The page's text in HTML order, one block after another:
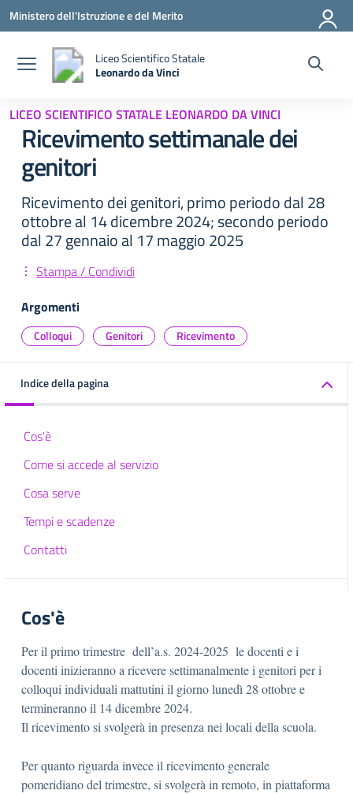
Vai ai contenuti
Vai al menu di navigazione
Vai al footer
Ministero dell'Istruzione e del Merito
Liceo Scientifico Statale
Leonardo da Vinci
LICEO SCIENTIFICO STATALE LEONARDO DA VINCI
Ricevimento settimanale dei
genitori
Ricevimento dei genitori, primo periodo dal 28
ottobre al 14 dicembre 2024; secondo periodo
dal 27 gennaio al 17 maggio 2025
Stampa / Condividi
Argomenti
Colloqui Genitori Ricevimento
Indice della pagina
Cos'è
Come si accede al servizio
Cosa serve
Tempi e scadenze
Contatti
Cos'è
Per il primo trimestre dell’a.s. 2024-2025 le docenti e i
docenti inizieranno a ricevere settimanalmente i genitori per i
colloqui individuali mattutini il giorno lunedì 28 ottobre e
termineranno il 14 dicembre 2024.
Il ricevimento si svolgerà in presenza nei locali della scuola.
Per quanto riguarda invece il ricevimento generale
pomeridiano del trimestre, si svolgerà in remoto, in piattaforma